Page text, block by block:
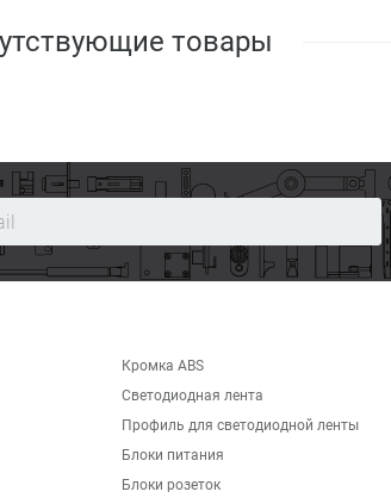
товары
Кромка ABS
Светодиодная лента
Профиль для светодиодной ленты
Блоки питания
Блоки розеток